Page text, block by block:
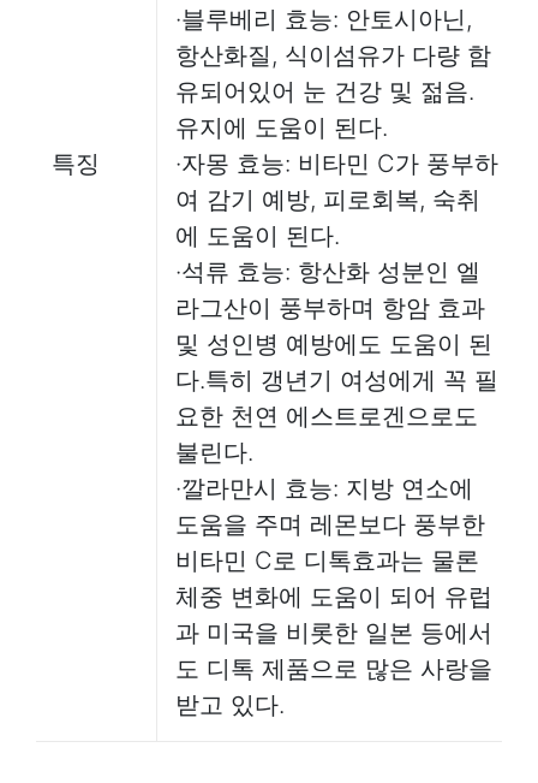
특징
·블루베리 효능: 안토시아닌,
항산화질, 식이섬유가 다량 함
유되어있어 눈 건강 및 젊음.
유지에 도움이 된다.
·자몽 효능: 비타민 C가 풍부하
여 감기 예방, 피로회복, 숙취
에 도움이 된다.
·석류 효능: 항산화 성분인 엘
라그산이 풍부하며 항암 효과
및 성인병 예방에도 도움이 된
다.특히 갱년기 여성에게 꼭 필
요한 천연 에스트로겐으로도
불린다.
·깔라만시 효능: 지방 연소에
도움을 주며 레몬보다 풍부한
비타민 C로 디톡효과는 물론
체중 변화에 도움이 되어 유럽
과 미국을 비롯한 일본 등에서
도 디톡 제품으로 많은 사랑을
받고 있다.